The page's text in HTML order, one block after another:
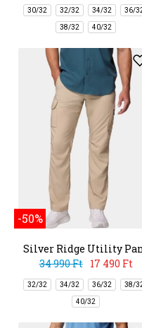
30/32 32/32 34/32 36/
38/32 40/32
-50%
Silver Ridge Utility
34 990 Ft
17 490 Ft
32/32 34/32 36/32 38/
40/32